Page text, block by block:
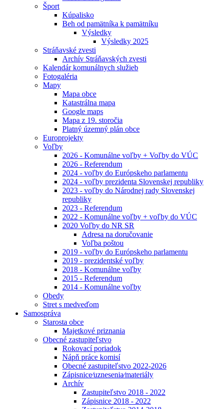
Šport
Kúpalisko
Beh od pamätníka k pamätníku
Výsledky
Výsledky 2025
Stráňavské zvesti
Archív Stráňavských zvesti
Kalendár komunálnych služieb
Fotogaléria
Mapy
Mapa obce
Katastrálna mapa
Google maps
Mapa z 19. storočia
Platný územný plán obce
Europrojekty
Voľby
2026 - Komunálne voľby + Voľby do VÚC
2026 - Referendum
2024 - voľby do Európskeho parlamentu
2024 - voľby prezidenta Slovenskej republiky
2023 - voľby do Národnej rady Slovenskej
republiky
2023 - Referendum
2022 - Komunálne voľby + voľby do VÚC
2020 Voľby do NR SR
Adresa na doručovanie
Voľba poštou
2019 - voľby do Európskeho parlamentu
2019 - prezidentské voľby
2018 - Komunálne voľby
2015 - Referendum
2014 - Komunálne voľby
Obedy
Stret s medveďom
Samospráva
Starosta obce
Majetkové priznania
Obecné zastupiteľstvo
Rokovací poriadok
Nápň práce komisí
Obecné zastupiteľstvo 2022-2026
Zápisnice⁄uznesenia⁄materiály
Archív
Zastupiteľstvo 2018 - 2022
Zápisnice 2018 - 2022